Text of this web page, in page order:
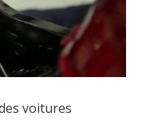
voitures